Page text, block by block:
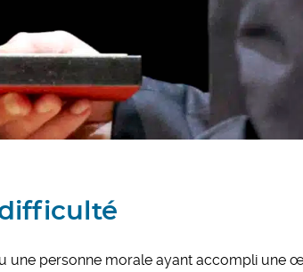
difficulté
une personne morale ayant accompli une